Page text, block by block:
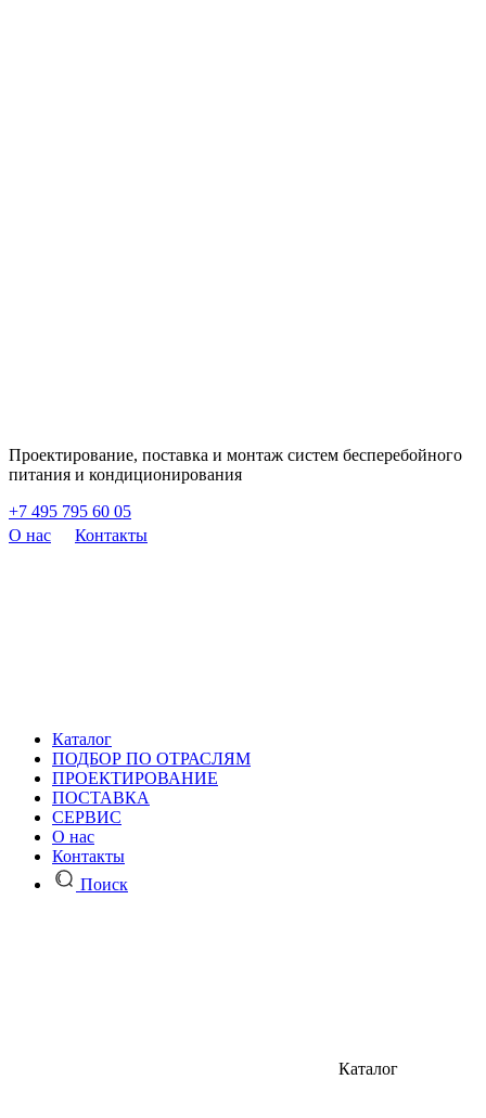
Проектирование, поставка и монтаж систем бесперебойного
питания и кондиционирования
+7 495 795 60 05
О нас
Контакты
Каталог
ПОДБОР ПО ОТРАСЛЯМ
ПРОЕКТИРОВАНИЕ
ПОСТАВКА
СЕРВИС
О нас
Контакты
Поиск
Каталог